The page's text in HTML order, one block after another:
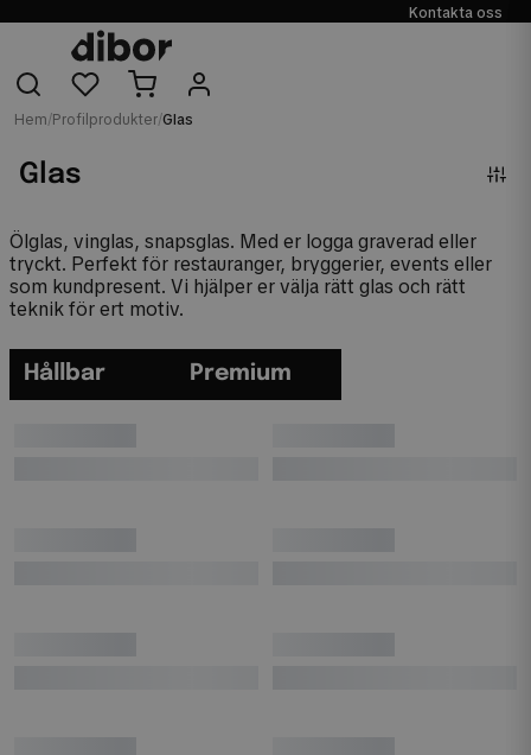
Kontakta oss
Hem/Profilprodukter/Glas
Glas
Ölglas, vinglas, snapsglas. Med er logga graverad eller
tryckt. Perfekt för restauranger, bryggerier, events eller
som kundpresent. Vi hjälper er välja rätt glas och rätt
teknik för ert motiv.
Hållbar Premium